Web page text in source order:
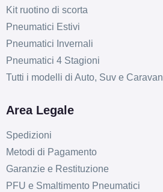
Kit ruotino di scorta
Pneumatici Estivi
Pneumatici Invernali
Pneumatici 4 Stagioni
Tutti i modelli di Auto, Suv e Caravan
Area Legale
Spedizioni
Metodi di Pagamento
Garanzie e Restituzione
PFU e Smaltimento Pneumatici